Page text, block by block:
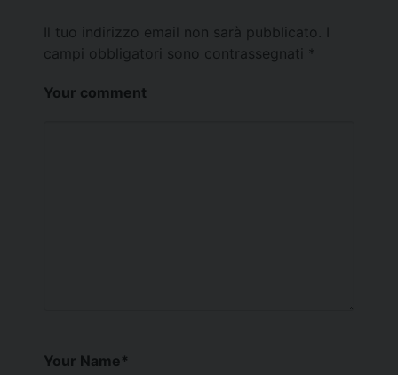
Il tuo indirizzo email non sarà pubblicato.
campi obbligatori sono contrassegnati *
Your comment
Your Name*